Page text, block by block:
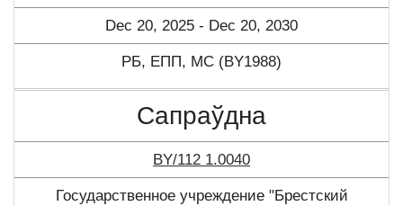
Dec 20, 2025 - Dec 20, 2030
РБ, ЕПП, МС (BY1988)
Сапраўдна
BY/112 1.0040
Государственное учреждение "Брестский